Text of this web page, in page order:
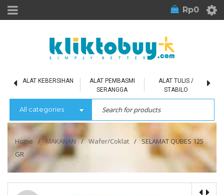
Rp0
ALAT KEBERSIHAN
ALAT PEMBASMI
SERANGGA
ALAT TULIS /
STABILO
All categories
Home / MAKANAN / Wafer/Coklat / SELAMAT QUBES 125
GR